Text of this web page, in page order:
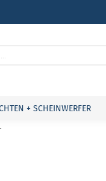
+ SCHEINWERFER